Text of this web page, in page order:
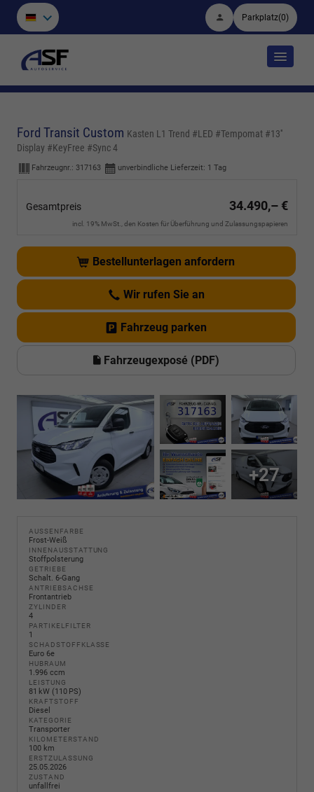
Parkplatz(0)
Ford Transit Custom Kasten L1 Trend #LED #Tempomat #13''
Display #KeyFree #Sync 4
Fahrzeugnr.: 317163 unverbindliche Lieferzeit: 1 Tag
Gesamtpreis 34.490,– €
incl. 19% MwSt., den Kosten für Überführung und Zulassungspapieren
Bestellunterlagen anfordern
Wir rufen Sie an
Fahrzeug parken
Fahrzeugexposé (PDF)
+27
AUSSENFARBE
Frost-Weiß
INNENAUSSTATTUNG
Stoffpolsterung
GETRIEBE
Schalt. 6-Gang
ANTRIEBSACHSE
Frontantrieb
ZYLINDER
4
PARTIKELFILTER
1
SCHADSTOFFKLASSE
Euro 6e
HUBRAUM
1.996 ccm
LEISTUNG
81 kW (110 PS)
KRAFTSTOFF
Diesel
KATEGORIE
Transporter
KILOMETERSTAND
100 km
ERSTZULASSUNG
25.05.2026
ZUSTAND
unfallfrei